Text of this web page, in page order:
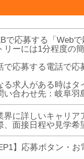
で応募する「Webで
リーには1分程度の
応募する電話で応
る求人がある時はタ
い合わせ先：岐阜
界に詳しいキャリア
、面接日程や見学希
】応募ボタン・